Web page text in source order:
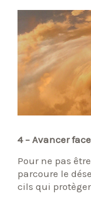
4 – Avancer
Pour ne pas
parcoure le
cils qui